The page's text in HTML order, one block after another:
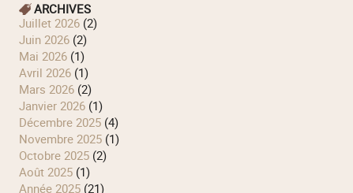
ARCHIVES
juillet 2026(2)
juin 2026(2)
mai 2026(1)
avril 2026(1)
mars 2026(2)
janvier 2026(1)
décembre 2025(4)
novembre 2025(1)
octobre 2025(2)
août 2025(1)
année 2025(21)